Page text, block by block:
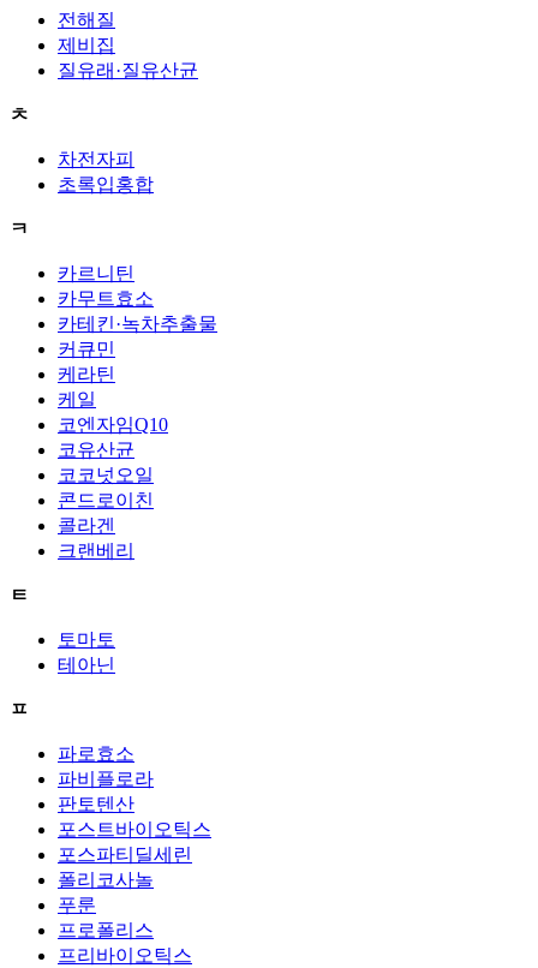
전해질
제비집
질유래·질유산균
ㅊ
차전자피
초록입홍합
ㅋ
카르니틴
카무트효소
카테킨·녹차추출물
커큐민
케라틴
케일
코엔자임Q10
코유산균
코코넛오일
콘드로이친
콜라겐
크랜베리
ㅌ
토마토
테아닌
ㅍ
파로효소
파비플로라
판토텐산
포스트바이오틱스
포스파티딜세린
폴리코사놀
푸룬
프로폴리스
프리바이오틱스